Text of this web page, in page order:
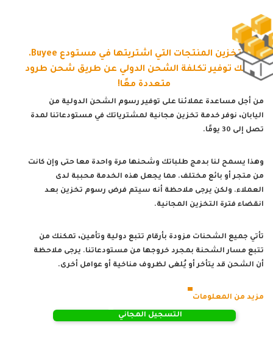
قم بتخزين المنتجات التي اشتريتها في مستودع Buyee.
يمكنك توفير تكلفة الشحن الدولي عن طريق شحن طرود
متعددة معًا!
من أجل مساعدة عملائنا على توفير رسوم الشحن الدولية من
اليابان، نوفر خدمة تخزين مجانية لمشترياتك في مستودعاتنا لمدة
تصل إلى 30 يومًا.
وهذا يسمح لنا بدمج طلباتك وشحنها مرة واحدة معا حتى وإن كانت
من متجر أو بائع مختلف. مما يجعل هذه الخدمة محببة لدى
العملاء. ولكن يرجى ملاحظة أنه سيتم فرض رسوم تخزين بعد
انقضاء فترة التخزين المجانية.
تأتي جميع الشحنات مزودة بأرقام تتبع دولية وتأمين، تمكنك من
تتبع مسار الشحنة بمجرد خروجها من مستودعاتنا. يرجى ملاحظة
أن الشحن قد يتأخر أو يُلغى لظروف مناخية أو عوامل أخرى.
مزيد من المعلومات
التسجيل المجاني